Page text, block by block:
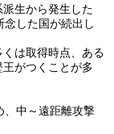
生から発生した
した国が続出し
は取得時点、ある
がつくことが多
中～遠距離攻撃